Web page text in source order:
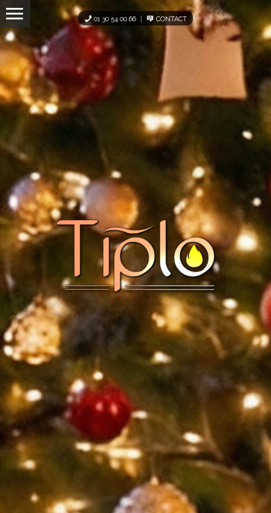
Panneau de gestion des cookies
01 30 54 00 66 CONTACT